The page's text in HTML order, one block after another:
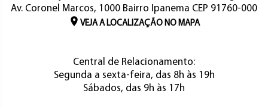
Av. Coronel Marcos, 1000 Bairro Ipanema CEP 91760-000
VEJA A LOCALIZAÇÃO NO MAPA
Central de Relacionamento:
Segunda a sexta-feira, das 8h às 19h
Sábados, das 9h às 17h